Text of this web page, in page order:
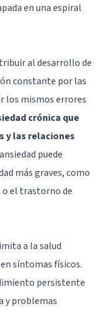
en una espiral
al desarrollo de
constante por las
los mismos errores
crónica que
y las relaciones
puede
más graves, como
el trastorno de
a la salud
síntomas físicos.
persistente
y problemas